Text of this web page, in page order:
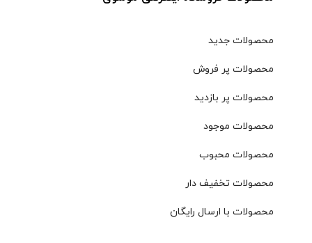
محصولات جدید
محصولات پر فروش
محصولات پر بازدید
محصولات موجود
محصولات محبوب
محصولات تخفیف دار
محصولات با ارسال رایگان